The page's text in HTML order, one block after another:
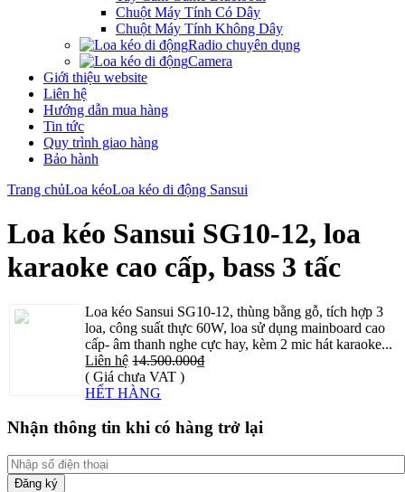
Chuột Máy Tính Có Dây
Chuột Máy Tính Không Dây
Radio chuyên dụng
Camera
Giới thiệu website
Liên hệ
Hướng dẫn mua hàng
Tin tức
Quy trình giao hàng
Bảo hành
Trang chủLoa kéoLoa kéo di động Sansui
Loa kéo Sansui SG10-12, loa
karaoke cao cấp, bass 3 tấc
Loa kéo Sansui SG10-12, thùng bằng gỗ, tích hợp 3
loa, công suất thực 60W, loa sử dụng mainboard cao
cấp- âm thanh nghe cực hay, kèm 2 mic hát karaoke...
Liên hệ 14.500.000₫
( Giá chưa VAT )
HẾT HÀNG
Nhận thông tin khi có hàng trở lại
Đăng ký